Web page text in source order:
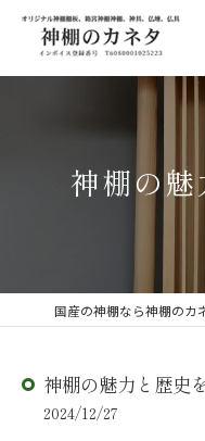
神棚の魅
神棚の魅力と歴史
2024/12/27